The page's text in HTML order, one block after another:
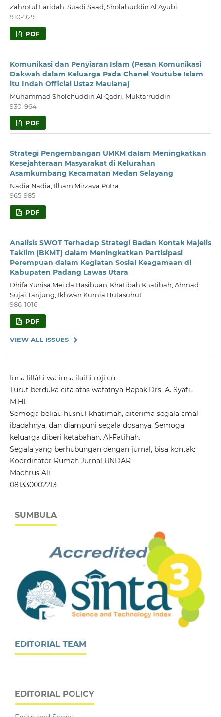
Zahrotul Faridah, Suadi Saad, Sholahuddin Al Ayubi
910-929
PDF
Komunikasi dan Penyiaran Islam (Pesan Komunikasi
Dakwah dalam Keluarga Pada Chanel Youtube Islam
itu Indah Official Ustaz Maulana)
Muhammad Sholehuddin Al Qadri, Muktarruddin
930-964
PDF
Strategi Pengembangan UMKM dalam Meningkatkan
Kesejahteraan Masyarakat di Kelurahan
Asamkumbang Kecamatan Medan Selayang
Nadia Nadia, Ilham Mirzaya Putra
965-985
PDF
Analisis SWOT Terhadap Strategi Badan Kontak Majelis
Taklim (BKMT) dalam Meningkatkan Partisipasi
Perempuan dalam Kegiatan Sosial Keagamaan di
Kabupaten Padang Lawas Utara
Dhifa Yunisa Mei da Hasibuan, Khatibah Khatibah, Ahmad
Sujai Tanjung, Ikhwan Kurnia Hutasuhut
986-1016
PDF
VIEW ALL ISSUES
Inna lillâhi wa inna ilaihi roji'un.
Turut berduka cita atas wafatnya Bapak Drs. A. Syafi',
M.HI.
Semoga beliau husnul khatimah, diterima segala amal
ibadahnya, dan diampuni segala dosanya. Semoga
keluarga diberi ketabahan. Al-Fatihah.
Segala yang berhubungan dengan jurnal, bisa kontak:
Koordinator Rumah Jurnal UNDAR
Machrus Ali
081330002213
SUMBULA
EDITORIAL TEAM
EDITORIAL POLICY